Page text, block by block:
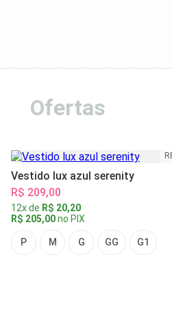
Ofertas
Vestido lux azul serenity
R$ 209,00
12x de R$ 20,20
R$ 205,00no PIX
P M G GG G1